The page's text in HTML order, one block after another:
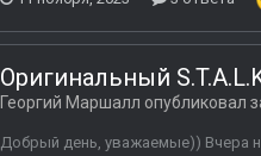
Оригинальный
Георгий Маршалл опубликовал
Добрый день, уважаемые)) Вчера